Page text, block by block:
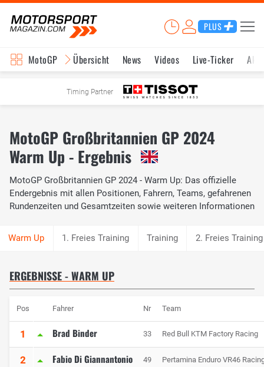
PLUS
MotoGP Übersicht News Videos Live-Ticker
Timing Partner
MotoGP Großbritannien GP 2024
Warm Up - Ergebnis
MotoGP Großbritannien GP 2024 - Warm Up: Das offizielle
Endergebnis mit allen Positionen, Fahrern, Teams, gefahrenen
Rundenzeiten und Gesamtzeiten sowie weiteren Informationen
1. Freies Training Training 2. Freies Training
ERGEBNISSE - WARM UP
Pos Fahrer Nr Team
1 Brad Binder 33 Red Bull KTM Factory Racing
2 Fabio Di Giannantonio 49 Pertamina Enduro VR46